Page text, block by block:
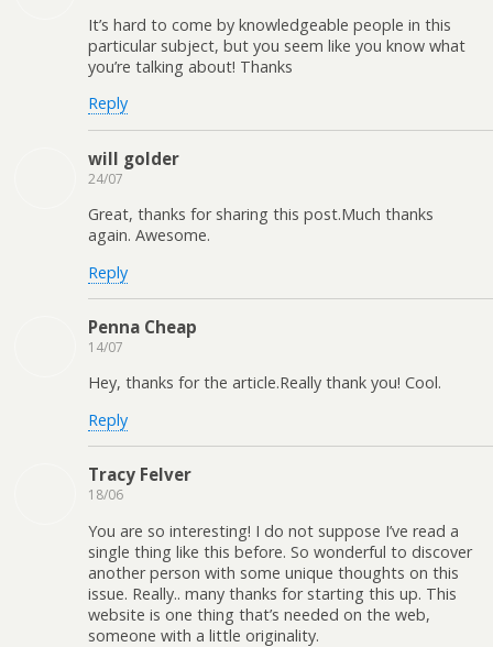
It’s hard to come by knowledgeable people in this
particular subject, but you seem like you know what
you’re talking about! Thanks
Reply
will golder
24/07
Great, thanks for sharing this post.Much thanks
again. Awesome.
Reply
Penna Cheap
14/07
Hey, thanks for the article.Really thank you! Cool.
Reply
Tracy Felver
18/06
You are so interesting! I do not suppose I’ve read a
single thing like this before. So wonderful to discover
another person with some unique thoughts on this
issue. Really.. many thanks for starting this up. This
website is one thing that’s needed on the web,
someone with a little originality.